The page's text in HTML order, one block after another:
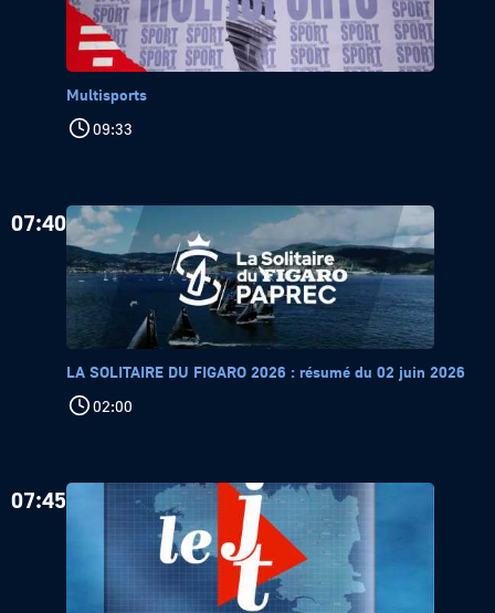
Multisports
09:33
07:40
LA SOLITAIRE DU FIGARO 2026 : résumé du 02 juin 2026
02:00
07:45